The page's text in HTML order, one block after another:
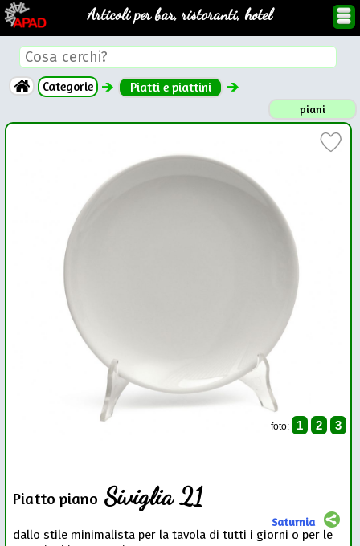
Articoli per bar, ristoranti, hotel
Categorie Piatti e piattini
piani
foto: 1 2 3
Piatto piano Siviglia 21
Saturnia
dallo stile minimalista per la tavola di tutti i giorni o per le